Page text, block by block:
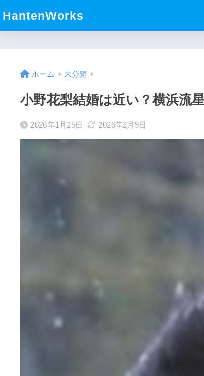
HantenWorks
ホーム 未分類
小野花梨結婚は近い？横浜流
2026年1月25日 2026年2月9日